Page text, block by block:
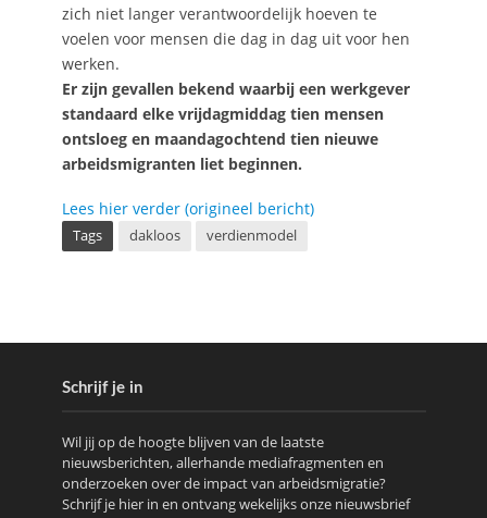
zich niet langer verantwoordelijk hoeven te
voelen voor mensen die dag in dag uit voor hen
werken.
Er zijn gevallen bekend waarbij een werkgever
standaard elke vrijdagmiddag tien mensen
ontsloeg en maandagochtend tien nieuwe
arbeidsmigranten liet beginnen.
Lees hier verder (origineel bericht)
Tags dakloos verdienmodel
Schrijf je in
Wil jij op de hoogte blijven van de laatste
nieuwsberichten, allerhande mediafragmenten en
onderzoeken over de impact van arbeidsmigratie?
Schrijf je hier in en ontvang wekelijks onze nieuwsbrief